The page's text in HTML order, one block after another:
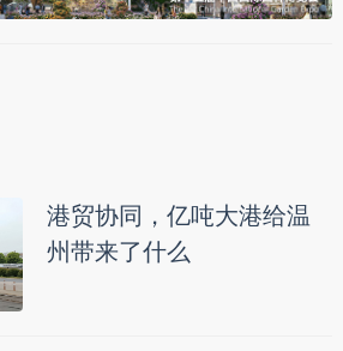
港贸协同，亿吨大港给温
州带来了什么